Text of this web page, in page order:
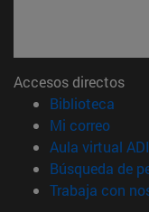
Accesos directos
Biblioteca
Mi correo(abre
Aula virtual ADI
Búsqueda de
Trabaja con